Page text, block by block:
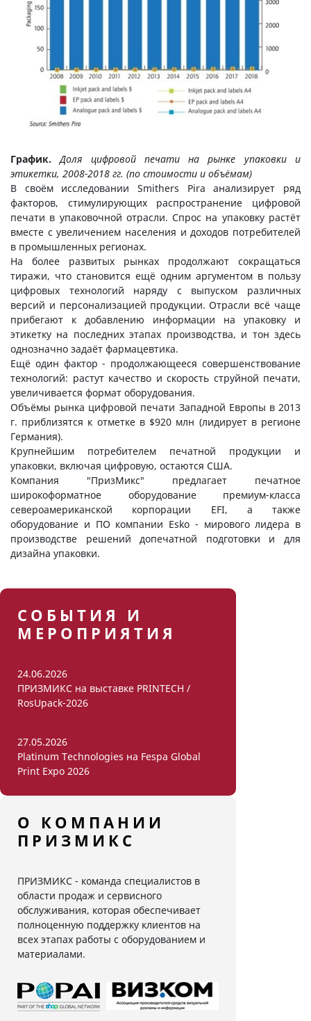
График.Доля цифровой печати на рынке упаковки и
этикетки, 2008-2018 гг. (по стоимости и объёмам)
В своём исследовании Smithers Pira анализирует ряд
факторов, стимулирующих распространение цифровой
печати в упаковочной отрасли. Спрос на упаковку растёт
вместе с увеличением населения и доходов потребителей
в промышленных регионах.
На более развитых рынках продолжают сокращаться
тиражи, что становится ещё одним аргументом в пользу
цифровых технологий наряду с выпуском различных
версий и персонализацией продукции. Отрасли всё чаще
прибегают к добавлению информации на упаковку и
этикетку на последних этапах производства, и тон здесь
однозначно задаёт фармацевтика.
Ещё один фактор - продолжающееся совершенствование
технологий: растут качество и скорость струйной печати,
увеличивается формат оборудования.
Объёмы рынка цифровой печати Западной Европы в 2013
г. приблизятся к отметке в $920 млн (лидирует в регионе
Германия).
Крупнейшим потребителем печатной продукции и
упаковки, включая цифровую, остаются США.
Компания "ПризМикс" предлагает печатное
широкоформатное оборудование премиум-класса
североамериканской корпорации EFI, а также
оборудование и ПО компании Esko - мирового лидера в
производстве решений допечатной подготовки и для
дизайна упаковки.
СОБЫТИЯ И
МЕРОПРИЯТИЯ
24.06.2026
ПРИЗМИКС на выставке PRINTECH /
RosUpack-2026
27.05.2026
Platinum Technologies на Fespa Global
Print Expo 2026
О КОМПАНИИ
ПРИЗМИКС
ПРИЗМИКС - команда специалистов в
области продаж и сервисного
обслуживания, которая обеспечивает
полноценную поддержку клиентов на
всех этапах работы с оборудованием и
материалами.